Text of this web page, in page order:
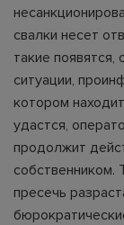
свалки несет
такие
ситуации,
котором
удастся,
продолжит
собственником.
пресечь